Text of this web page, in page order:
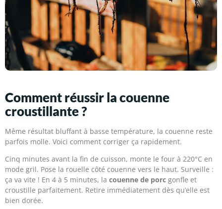
Comment réussir la couenne
croustillante ?
Même résultat bluffant à basse température, la couenne reste
parfois molle. Voici comment corriger ça rapidement.
Cinq minutes avant la fin de cuisson, monte le four à 220°C en
mode gril. Pose la rouelle côté couenne vers le haut. Surveille :
ça va vite ! En 4 à 5 minutes, la couenne de porc gonfle et
croustille parfaitement. Retire immédiatement dès qu’elle est
bien dorée.